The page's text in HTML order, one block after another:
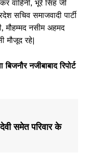
वाहिनी, भूरे सिंह जी
सचिव समाजवादी पार्टी
मौहम्मद नसीम अहमद
मौजूद रहे|
नजीबाबाद रिपोर्ट
समेत परिवार के